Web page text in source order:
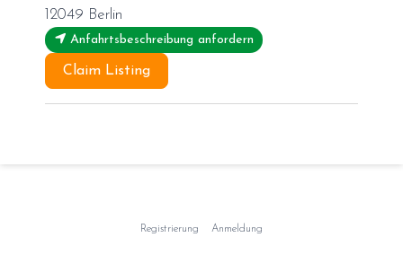
12049 Berlin
Anfahrtsbeschreibung anfordern
Claim Listing
Registrierung Anmeldung